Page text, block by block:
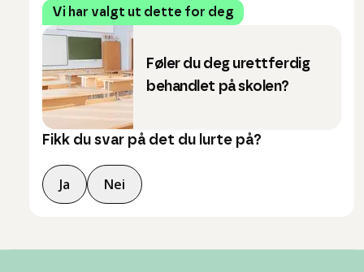
Vi har valgt ut dette for deg
Føler du deg urettferdig
behandlet på skolen?
Fikk du svar på det du lurte på?
Ja Nei